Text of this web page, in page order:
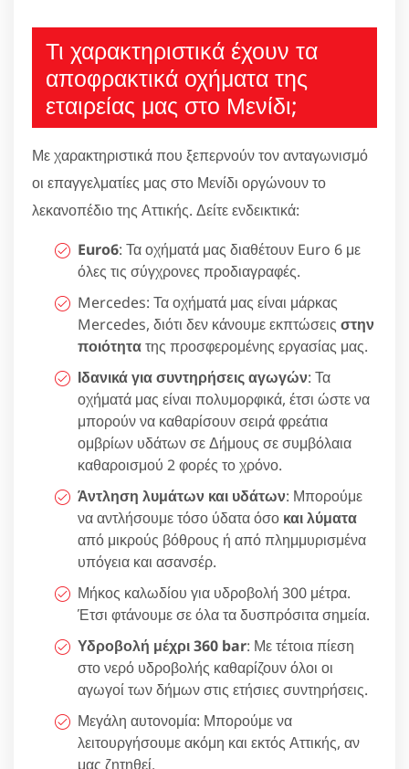
Τι χαρακτηριστικά έχουν τα
αποφρακτικά οχήματα της
εταιρείας μας στο Μενίδι;
Με χαρακτηριστικά που ξεπερνούν τον ανταγωνισμό
οι επαγγελματίες μας στο Μενίδι οργώνουν το
λεκανοπέδιο της Αττικής. Δείτε ενδεικτικά:
Euro6: Τα οχήματά μας διαθέτουν Euro 6 με
όλες τις σύγχρονες προδιαγραφές.
Mercedes: Τα οχήματά μας είναι μάρκας
Mercedes, διότι δεν κάνουμε εκπτώσεις στην
ποιότητατης προσφερομένης εργασίας μας.
Ιδανικά για συντηρήσεις αγωγών: Τα
οχήματά μας είναι πολυμορφικά, έτσι ώστε να
μπορούν να καθαρίσουν σειρά φρεάτια
ομβρίων υδάτων σε Δήμους σε συμβόλαια
καθαροισμού 2 φορές το χρόνο.
Άντληση λυμάτων και υδάτων: Μπορούμε
να αντλήσουμε τόσο ύδατα όσο και λύματα
από μικρούς βόθρους ή από πλημμυρισμένα
υπόγεια και ασανσέρ.
Μήκος καλωδίου για υδροβολή 300 μέτρα.
Έτσι φτάνουμε σε όλα τα δυσπρόσιτα σημεία.
Υδροβολή μέχρι 360 bar: Με τέτοια πίεση
στο νερό υδροβολής καθαρίζουν όλοι οι
αγωγοί των δήμων στις ετήσιες συντηρήσεις.
Μεγάλη αυτονομία: Μπορούμε να
λειτουργήσουμε ακόμη και εκτός Αττικής, αν
μας ζητηθεί.